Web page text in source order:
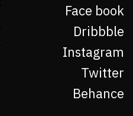
Face book
Dribbble
Instagram
Twitter
Behance